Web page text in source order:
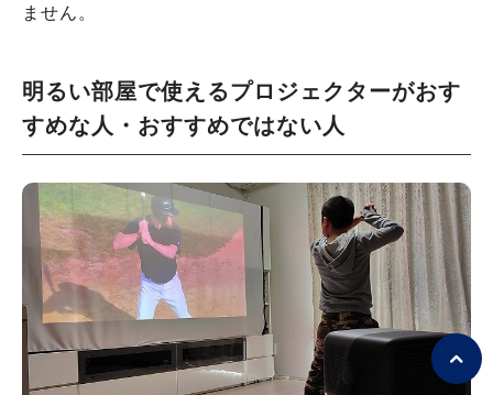
ません。
明るい部屋で使えるプロジェクターがおす
すめな人・おすすめではない人